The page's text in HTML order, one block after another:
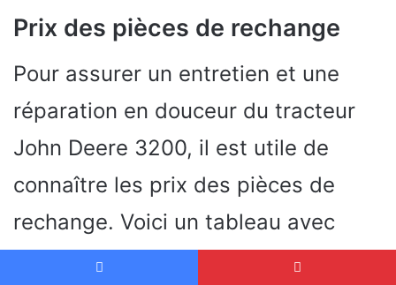
Prix des pièces de rechange
Pour assurer un entretien et une
réparation en douceur du tracteur
John Deere 3200, il est utile de
connaître les prix des pièces de
rechange. Voici un tableau avec
quelques pièces de rechange